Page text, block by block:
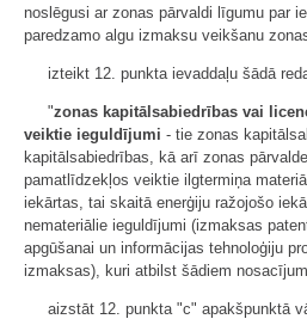
noslēgusi ar zonas pārvaldi līgumu par
paredzamo algu izmaksu veikšanu
izteikt 12. punkta ievaddaļu šādā
"zonas kapitālsabiedrības vai
veiktie ieguldījumi - tie zonas
kapitālsabiedrības, kā arī zonas
pamatlīdzekļos veiktie ilgtermiņa
iekārtas, tai skaitā enerģiju ražojošo
nemateriālie ieguldījumi (izmaksas
apgūšanai un informācijas tehnoloģiju
izmaksas), kuri atbilst šādiem
aizstāt 12. punkta "c" apakšpunktā